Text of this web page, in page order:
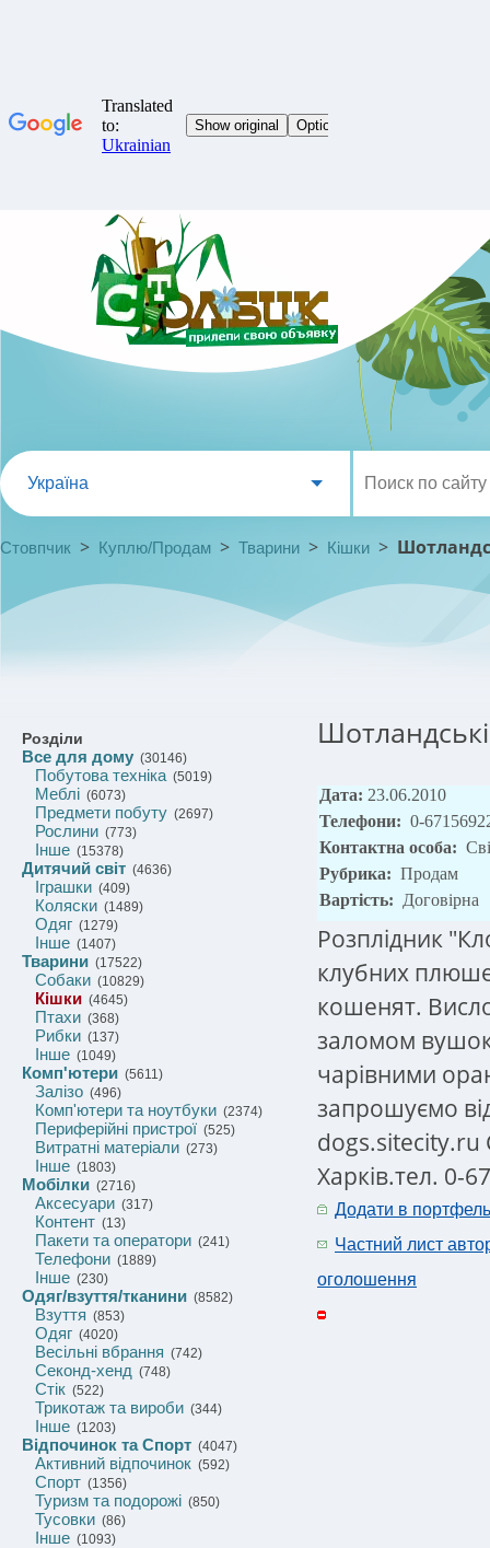
Україна
Стовпчик > Куплю/Продам > Тварини > Кішки >
Розділи
Все для дому (30146)
Побутова техніка(5019)
Меблі (6073)
Предмети побуту (2697)
Рослини (773)
Інше (15378)
Дитячий світ (4636)
Іграшки (409)
Коляски (1489)
Одяг (1279)
Інше (1407)
Тварини (17522)
Собаки (10829)
Кішки (4645)
Птахи (368)
Рибки (137)
Інше (1049)
Комп'ютери (5611)
Залізо (496)
Комп'ютери та ноутбуки (2374)
Периферійні пристрої (525)
Витратні матеріали (273)
Інше (1803)
Мобілки (2716)
Аксесуари (317)
Контент (13)
Пакети та оператори (241)
Телефони (1889)
Інше (230)
Одяг/взуття/тканини (8582)
Взуття (853)
Одяг (4020)
Весільні вбрання (742)
Секонд-хенд (748)
Стік (522)
Трикотаж та вироби (344)
Інше (1203)
Відпочинок та Спорт (4047)
Активний відпочинок (592)
Спорт (1356)
Туризм та подорожі (850)
Тусовки (86)
Інше (1093)
Дата: 23.06.2010
Телефони: 0-
Контактна особа:
Рубрика: Продам
Вартість: Договірна
Розплідник
клубних
кошенят.
заломом
чарівними
запрошуємо
dogs.sitecity.ru
Харків.тел. 0-
Додати в портфель
Частний лист
оголошення